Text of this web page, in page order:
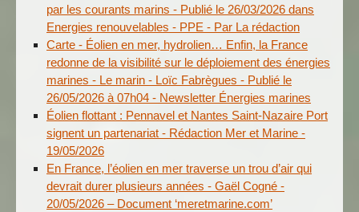
par les courants marins - Publié le 26/03/2026 dans
Energies renouvelables - PPE - Par La rédaction
Carte - Éolien en mer, hydrolien… Enfin, la France
redonne de la visibilité sur le déploiement des énergies
marines - Le marin - Loïc Fabrègues - Publié le
26/05/2026 à 07h04 - Newsletter Énergies marines
Éolien flottant : Pennavel et Nantes Saint-Nazaire Port
signent un partenariat - Rédaction Mer et Marine -
19/05/2026
En France, l’éolien en mer traverse un trou d’air qui
devrait durer plusieurs années - Gaël Cogné -
20/05/2026 – Document ‘meretmarine.com’